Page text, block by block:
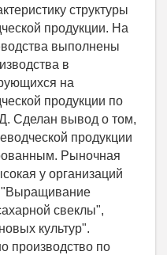
структуры
продукции. На
выполнены
в
на
продукции по
Сделан вывод о том,
продукции
Рыночная
у организаций
"Выращивание
свеклы",
культур".
производство по